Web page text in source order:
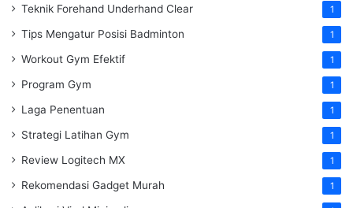
Teknik Forehand Underhand Clear 1
Tips Mengatur Posisi Badminton 1
Workout Gym Efektif 1
Program Gym 1
Laga Penentuan 1
Strategi Latihan Gym 1
Review Logitech MX 1
Rekomendasi Gadget Murah 1